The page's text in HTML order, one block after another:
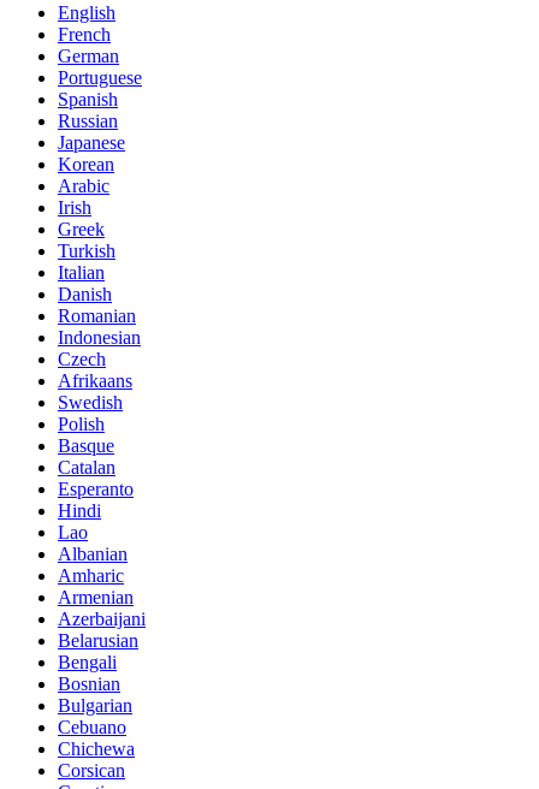
English
French
German
Portuguese
Spanish
Russian
Japanese
Korean
Arabic
Irish
Greek
Turkish
Italian
Danish
Romanian
Indonesian
Czech
Afrikaans
Swedish
Polish
Basque
Catalan
Esperanto
Hindi
Lao
Albanian
Amharic
Armenian
Azerbaijani
Belarusian
Bengali
Bosnian
Bulgarian
Cebuano
Chichewa
Corsican